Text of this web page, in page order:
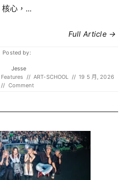
核心，...
Full Article →
Posted by:
Jesse
// ART-SCHOOL // 19 5 月, 2026
// Comment